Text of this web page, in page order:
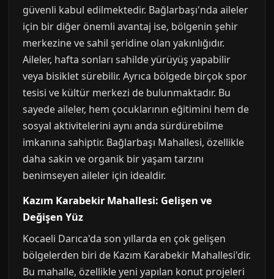
güvenli kabul edilmektedir. Bağlarbaşı'nda aileler
için bir diğer önemli avantaj ise, bölgenin şehir
merkezine ve sahil şeridine olan yakınlığıdır.
Aileler, hafta sonları sahilde yürüyüş yapabilir
veya bisiklet sürebilir. Ayrıca bölgede birçok spor
tesisi ve kültür merkezi de bulunmaktadır. Bu
sayede aileler, hem çocuklarının eğitimini hem de
sosyal aktivitelerini aynı anda sürdürebilme
imkanına sahiptir. Bağlarbaşı Mahallesi, özellikle
daha sakin ve organik bir yaşam tarzını
benimseyen aileler için idealdir.
Kazım Karabekir Mahallesi: Gelişen ve
Değişen Yüz
Kocaeli Darıca'da son yıllarda en çok gelişen
bölgelerden biri de Kazım Karabekir Mahallesi'dir.
Bu mahalle, özellikle yeni yapılan konut projeleri